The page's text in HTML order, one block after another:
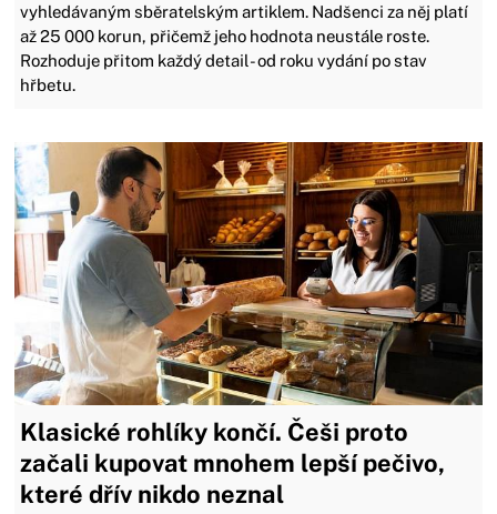
vyhledávaným sběratelským artiklem. Nadšenci za něj platí
až 25 000 korun, přičemž jeho hodnota neustále roste.
Rozhoduje přitom každý detail - od roku vydání po stav
hřbetu.
Klasické rohlíky končí. Češi proto
začali kupovat mnohem lepší pečivo,
které dřív nikdo neznal